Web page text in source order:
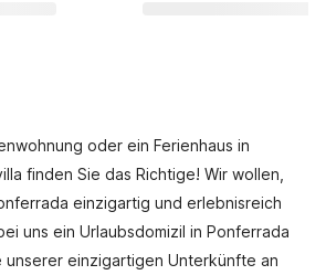
oder ein Ferienhaus in
finden Sie das Richtige! Wir wollen,
einzigartig und erlebnisreich
uns ein Urlaubsdomizil in Ponferrada
unserer einzigartigen Unterkünfte an